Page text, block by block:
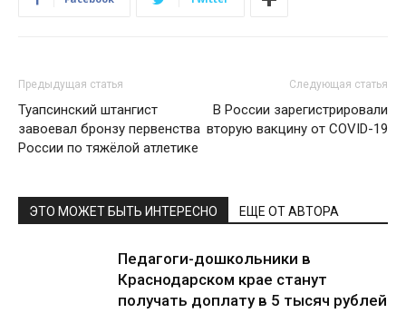
Предыдущая статья
Туапсинский штангист
завоевал бронзу первенства
России по тяжёлой атлетике
Следующая статья
В России зарегистрировали
вторую вакцину от COVID-19
ЭТО МОЖЕТ БЫТЬ ИНТЕРЕСНО ЕЩЕ ОТ АВТОРА
Педагоги-дошкольники в
Краснодарском крае станут
получать доплату в 5 тысяч рублей